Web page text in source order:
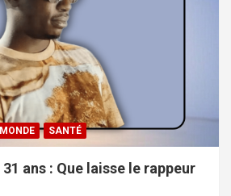
SANTÉ
ans : Que laisse le rappeur